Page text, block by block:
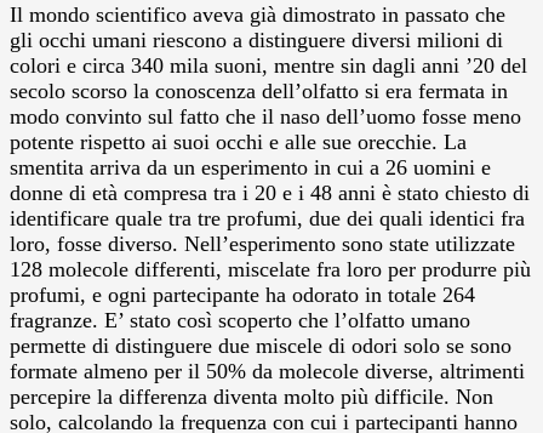
Il mondo scientifico aveva già dimostrato in passato che
gli occhi umani riescono a distinguere diversi milioni di
colori e circa 340 mila suoni, mentre sin dagli anni ’20 del
secolo scorso la conoscenza dell’olfatto si era fermata in
modo convinto sul fatto che il naso dell’uomo fosse meno
potente rispetto ai suoi occhi e alle sue orecchie. La
smentita arriva da un esperimento in cui a 26 uomini e
donne di età compresa tra i 20 e i 48 anni è stato chiesto di
identificare quale tra tre profumi, due dei quali identici fra
loro, fosse diverso. Nell’esperimento sono state utilizzate
128 molecole differenti, miscelate fra loro per produrre più
profumi, e ogni partecipante ha odorato in totale 264
fragranze. E’ stato così scoperto che l’olfatto umano
permette di distinguere due miscele di odori solo se sono
formate almeno per il 50% da molecole diverse, altrimenti
percepire la differenza diventa molto più difficile. Non
solo, calcolando la frequenza con cui i partecipanti hanno